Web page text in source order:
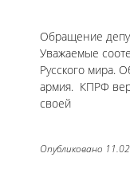
Обращение
Уважаемые
Русского мира.
армия. КПРФ
своей
Опубликовано